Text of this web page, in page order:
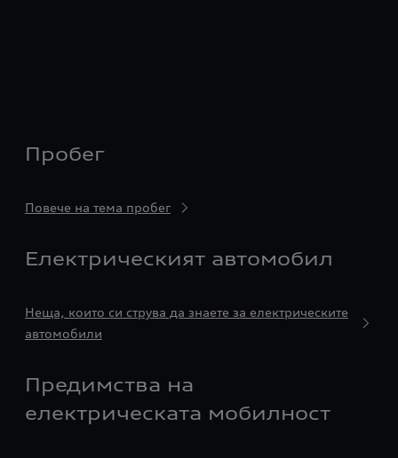
Пробег
Повече на тема пробег
Електрическият автомобил
Неща, които си струва да знаете за електрическите
автомобили
Предимства на
електрическата мобилност